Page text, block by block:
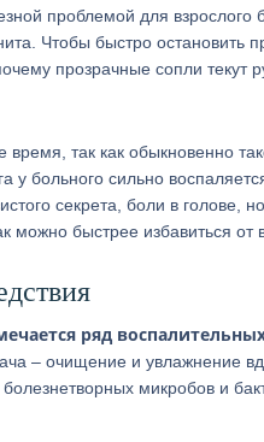
проблемой для взрослого
Чтобы быстро остановить
прозрачные сопли текут
так как обыкновенно
больного сильно
секрета, боли в голове,
можно быстрее избавиться от
ряд
– очищение и увлажнение
микробов и